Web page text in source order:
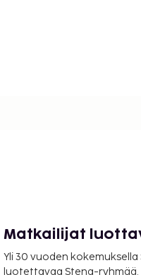
Matkailijat
Yli 30 vuoden
luotettavaa Stena-